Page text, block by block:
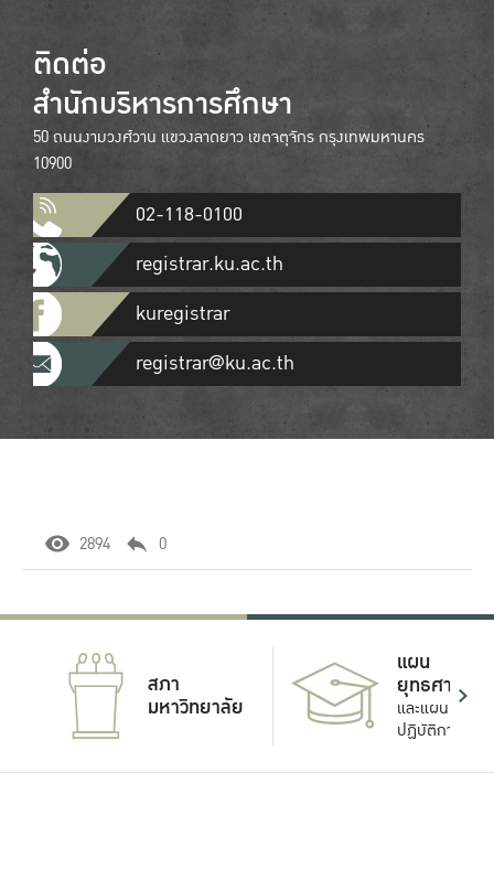
ติดต่อ
สำนักบริหารการศึกษา
50 ถนนงามวงศ์วาน แขวงลาดยาว เขตจตุจักร กรุงเทพมหานคร
10900
02-118-0100
registrar.ku.ac.th
kuregistrar
registrar@ku.ac.th
2894 0
สภา
มหาวิทยาลัย
แผน
ยุทธศาสตร์
และแผน
ปฏิบัติการ